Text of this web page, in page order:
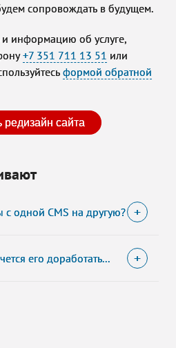
сопровождать в будущем.
и информацию об услуге,
+7 351 711 13 51 или
формой обратной
редизайн сайта
с одной CMS на другую?
его доработать...